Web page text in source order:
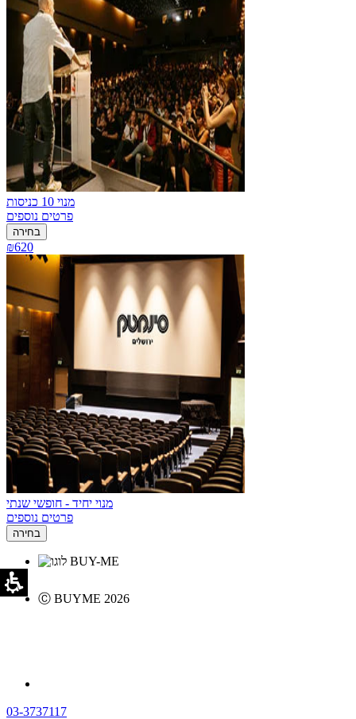
מנוי 10 כניסות
פרטים נוספים
בחירה
₪620
מנוי יחיד - חופשי שנתי
פרטים נוספים
בחירה
Ⓒ BUYME 2026
03-3737117